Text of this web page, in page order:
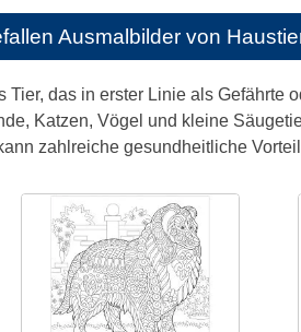
Ausmalbilder von
Tier, das in erster Linie als
Katzen, Vögel und kleine
zahlreiche gesundheitliche